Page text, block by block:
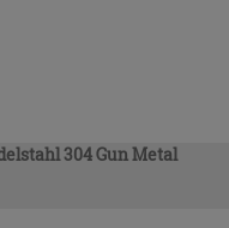
304 Gun Metal